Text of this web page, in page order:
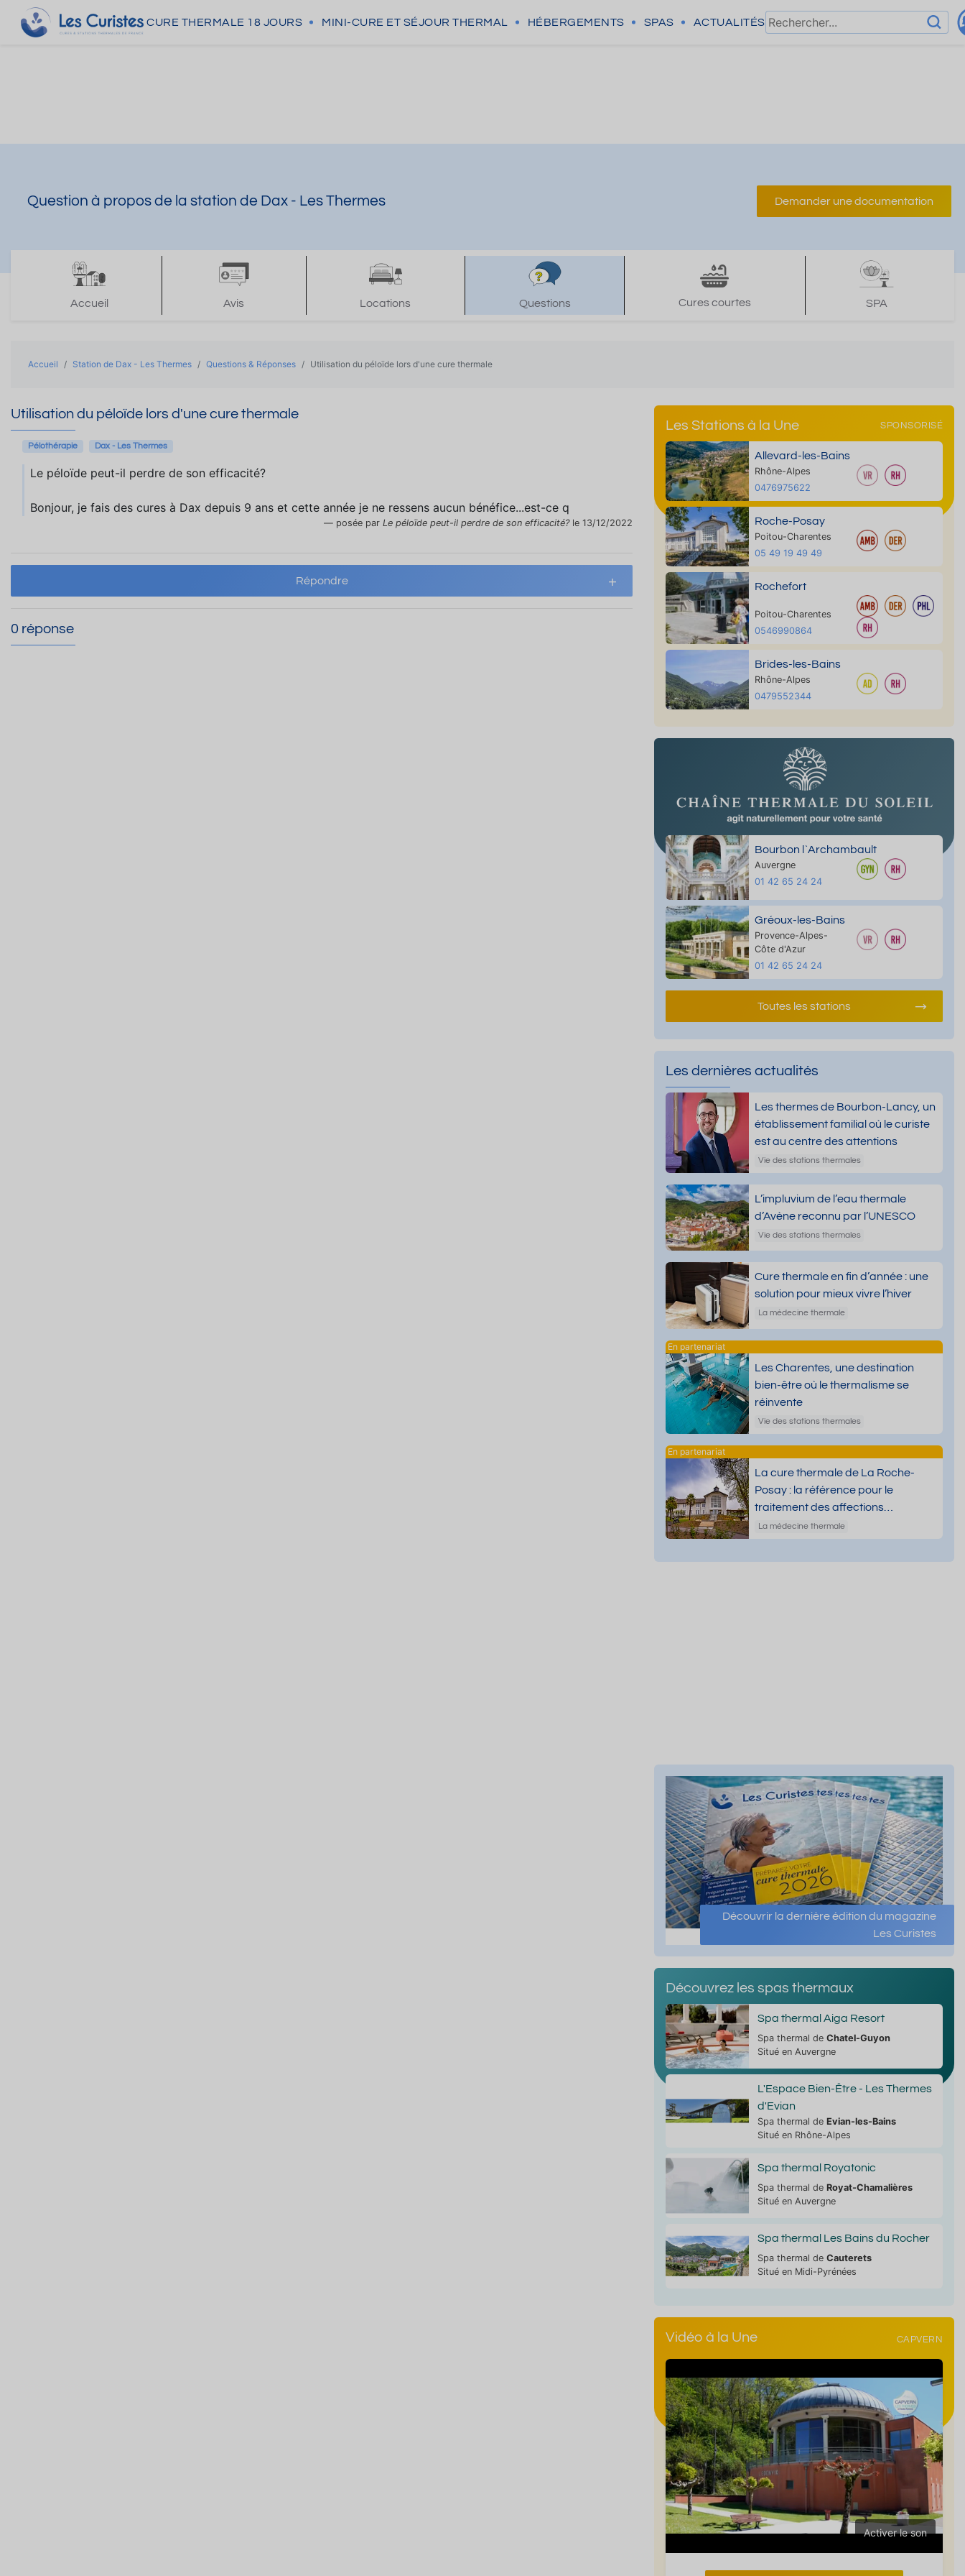
CURE THERMALE 18 JOURS MINI-CURE ET SÉJOUR THERMAL HÉBERGEMENTS SPAS ACTUALITÉS
Question à propos de la station de Dax - Les Thermes Demander une documentation
Accueil Avis Locations Questions Cures courtes SPA
Accueil Station de Dax - Les Thermes Questions & Réponses Utilisation du péloïde lors d'une cure thermale
Utilisation du péloïde lors d'une cure thermale
Pélothérapie Dax - Les Thermes
Le péloïde peut-il perdre de son efficacité?
Bonjour, je fais des cures à Dax depuis 9 ans et cette année je ne ressens aucun bénéfice...est-ce q
posée par Le péloïde peut-il perdre de son efficacité?le 13/12/2022
Répondre
0 réponse
Les Stations à la Une SPONSORISÉ
Allevard-les-Bains
Rhône-Alpes
0476975622
Roche-Posay
Poitou-Charentes
05 49 19 49 49
Rochefort
Poitou-Charentes
0546990864
Brides-les-Bains
Rhône-Alpes
0479552344
Bourbon l`Archambault
Auvergne
01 42 65 24 24
Gréoux-les-Bains
Provence-Alpes-
Côte d'Azur
01 42 65 24 24
Toutes les stations
Les dernières actualités
Les thermes de Bourbon-Lancy, un
établissement familial où le curiste
est au centre des attentions
Vie des stations thermales
L’impluvium de l’eau thermale
d’Avène reconnu par l’UNESCO
Vie des stations thermales
Cure thermale en fin d’année : une
solution pour mieux vivre l’hiver
La médecine thermale
Les Charentes, une destination
bien-être où le thermalisme se
réinvente
Vie des stations thermales
La cure thermale de La Roche-
Posay : la référence pour le
traitement des affections
dermatologiques
La médecine thermale
Découvrir la dernière édition du magazine
Les Curistes
Découvrez les spas thermaux
Spa thermal Aiga Resort
Spa thermal de Chatel-Guyon
Situé en Auvergne
L'Espace Bien-Être - Les Thermes
d'Evian
Spa thermal de Evian-les-Bains
Situé en Rhône-Alpes
Spa thermal Royatonic
Spa thermal de Royat-Chamalières
Situé en Auvergne
Spa thermal Les Bains du Rocher
Spa thermal de Cauterets
Situé en Midi-Pyrénées
Vidéo à la Une CAPVERN
Activer le son